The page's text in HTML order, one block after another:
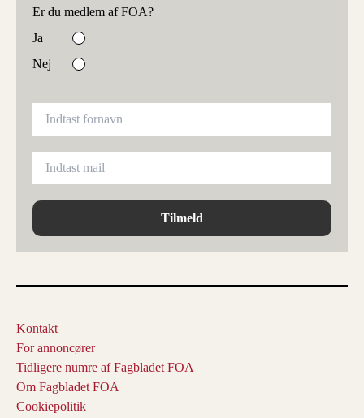
Er du medlem af FOA?
Ja
Nej
Tilmeld
Kontakt
For annoncører
Tidligere numre af Fagbladet FOA
Om Fagbladet FOA
Cookiepolitik